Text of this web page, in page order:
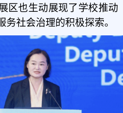
区也生动展现了学校推动
务社会治理的积极探索。